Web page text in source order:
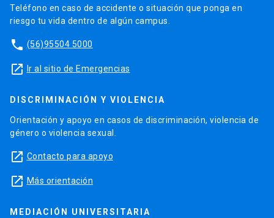
Teléfono en caso de accidente o situación que ponga en
riesgo tu vida dentro de algún campus.
phone (56)95504 5000
launch Ir al sitio de Emergencias
DISCRIMINACIÓN Y VIOLENCIA
Orientación y apoyo en casos de discriminación, violencia de
género o violencia sexual.
launch Contacto para apoyo
launch Más orientación
MEDIACIÓN UNIVERSITARIA